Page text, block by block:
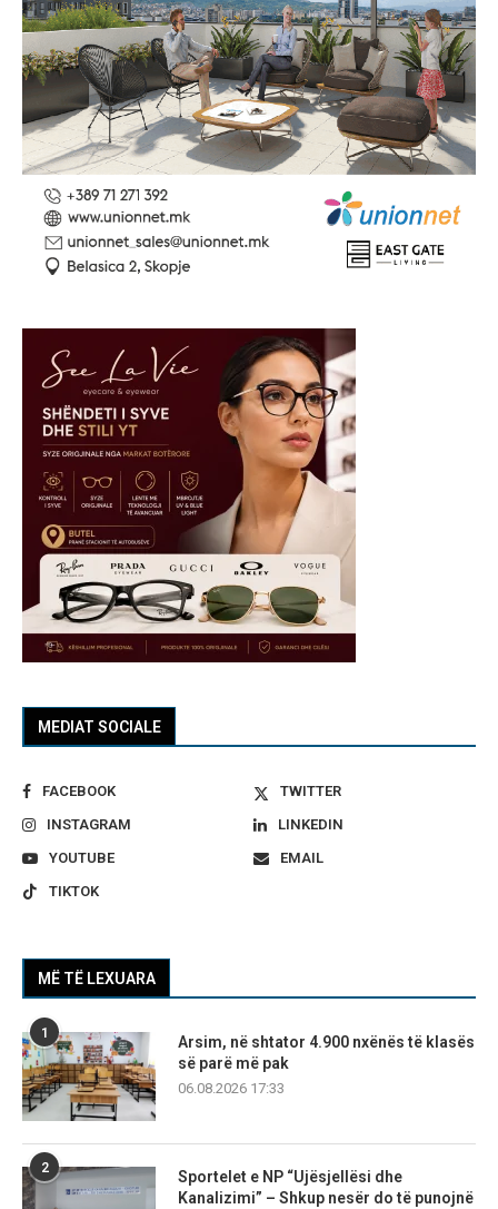
MEDIAT SOCIALE
FACEBOOK
TWITTER
INSTAGRAM
LINKEDIN
YOUTUBE
EMAIL
TIKTOK
MË TË LEXUARA
1
Arsim, në shtator 4.900 nxënës të klasës
së parë më pak
06.08.2026 17:33
2
Sportelet e NP “Ujësjellësi dhe
Kanalizimi” – Shkup nesër do të punojnë